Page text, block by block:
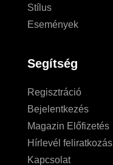
Stílus
Események
Segítség
Regisztráció
Bejelentkezés
Magazin Előfizetés
Hírlevél feliratkozás
Kapcsolat